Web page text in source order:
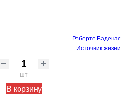
Роберто Баденас
Источник жизни
шт
В корзину